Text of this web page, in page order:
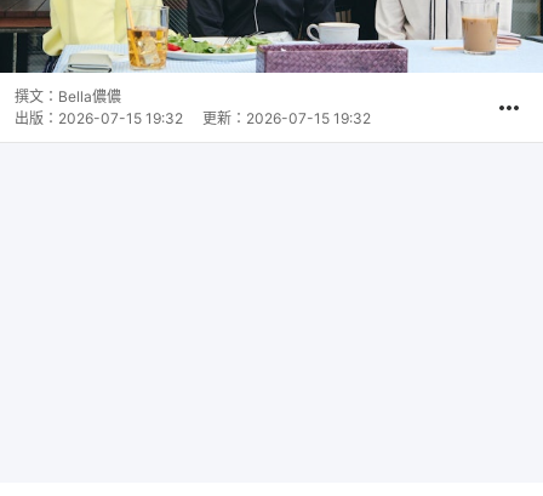
撰文： Bella儂儂
出版： 2026-07-15 19:32 更新： 2026-07-15 19:32